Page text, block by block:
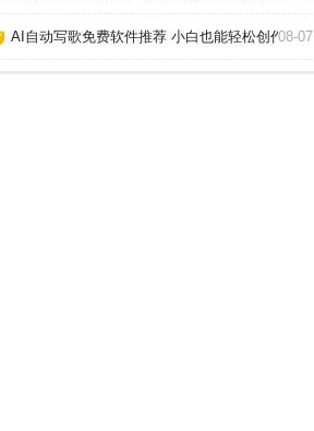
AI自动写歌免费软件推荐 小白也能轻松创作_08-07
_